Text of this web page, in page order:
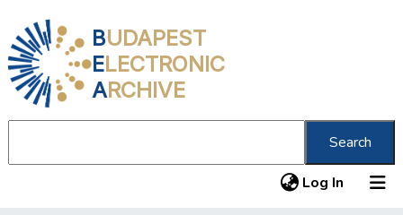
BUDAPEST
ELECTRONIC
ARCHIVE
Search
Log In (current)